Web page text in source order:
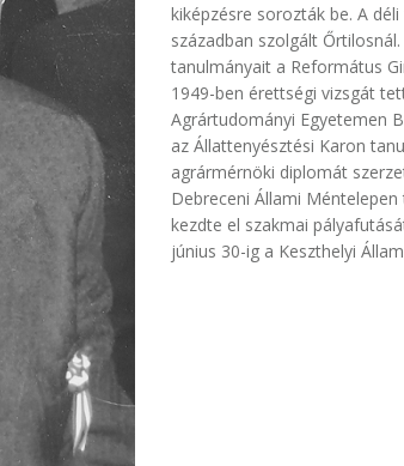
kiképzésre sorozták be. A
században szolgált
tanulmányait a Református
1949-ben érettségi vizsgát
Agrártudományi Egyetemen
az Állattenyésztési Karon
agrármérnöki diplomát
Debreceni Állami
kezdte el szakmai
június 30-ig a Keszthelyi